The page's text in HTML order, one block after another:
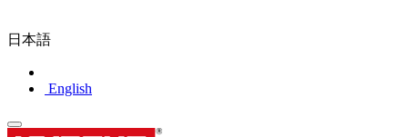
日本語
English